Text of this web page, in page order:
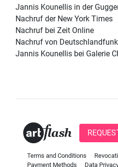
Jannis Kounellis in der
Nachruf der New York Times
Nachruf bei Zeit Online
Nachruf von
Jannis Kounellis bei Galerie
Terms and Conditions
Payment Methods
Data